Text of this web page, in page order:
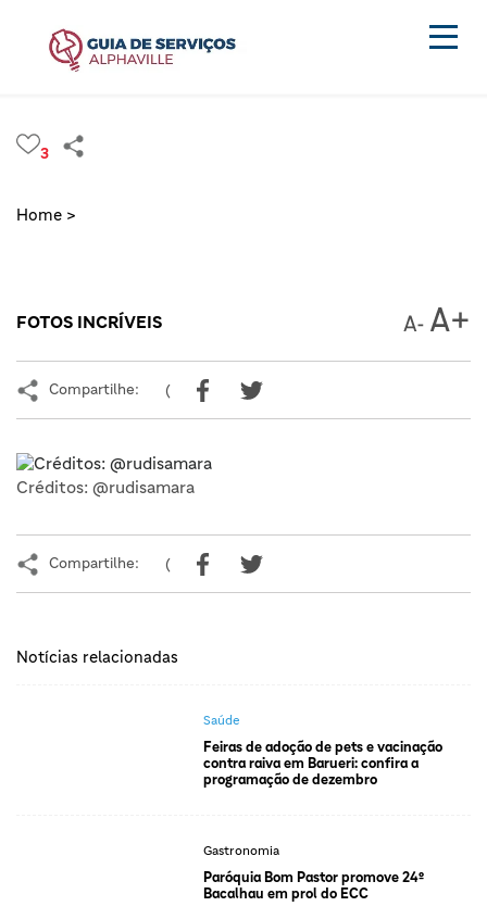
3
Home >
FOTOS INCRÍVEIS
Compartilhe: (
Créditos: @rudisamara
Compartilhe: (
Notícias relacionadas
Saúde
Feiras de adoção de pets e vacinação
contra raiva em Barueri: confira a
programação de dezembro
Gastronomia
Paróquia Bom Pastor promove 24º
Bacalhau em prol do ECC